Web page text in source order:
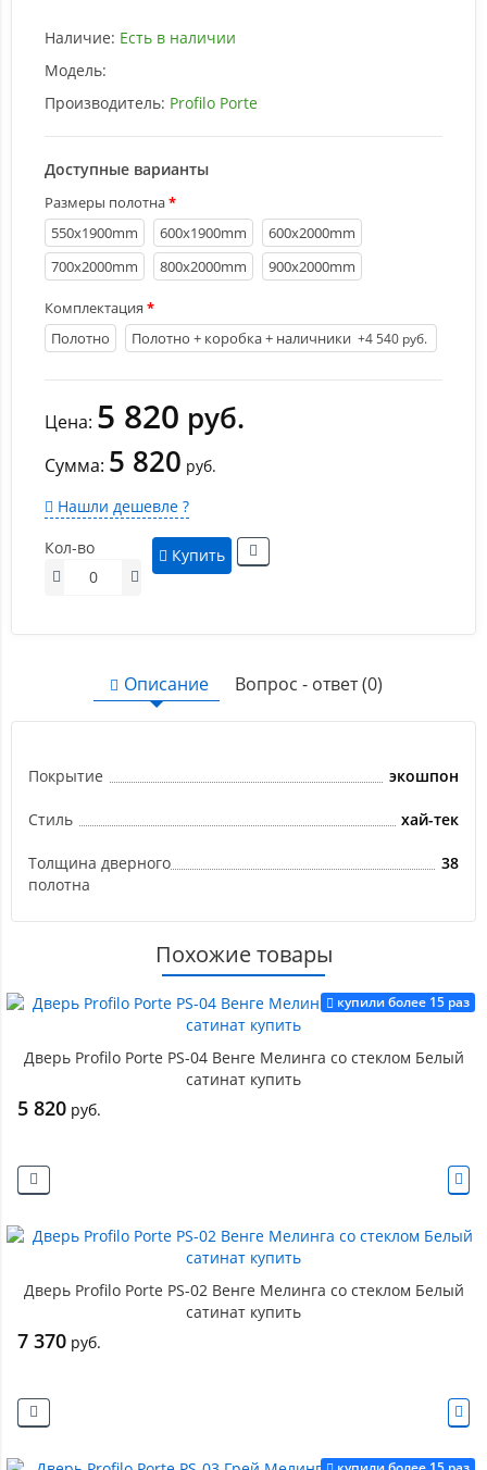
Наличие: Есть в наличии
Модель:
Производитель: Profilo Porte
Доступные варианты
Размеры полотна
550х1900mm
600х1900mm
600х2000mm
700х2000mm
800х2000mm 900х2000mm
Комплектация
Полотно
Полотно + коробка + наличники +4 540 руб.
Цена: 5 820 руб.
Сумма: 5 820 руб.
Нашли дешевле ?
Кол-во
Купить
Описание Вопрос - ответ (0)
Покрытие экошпон
Стиль хай-тек
Толщина дверного
полотна
38
Похожие товары
купили более 15 раз
Дверь Profilo Porte PS-04 Венге Мелинга со стеклом Белый
сатинат купить
5 820 руб.
Дверь Profilo Porte PS-02 Венге Мелинга со стеклом Белый
сатинат купить
7 370 руб.